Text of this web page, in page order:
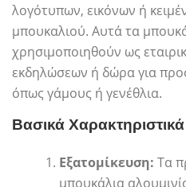
λογότυπων, εικόνων ή
μπουκαλιού. Αυτά τα
χρησιμοποιηθούν ως
εκδηλώσεων ή δώρα για
όπως γάμους ή γενέθλια.
Βασικά Χαρακτηριστικά
Εξατομίκευση: Τα
μπουκάλια